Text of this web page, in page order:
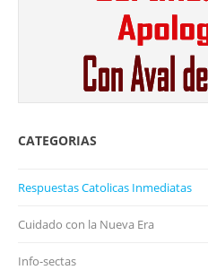
CATEGORIAS
Respuestas Catolicas Inmediatas
Cuidado con la Nueva Era
Info-sectas